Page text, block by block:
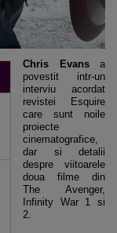
Chris Evansa
povestit intr-un
interviu acordat
revistei Esquire
care sunt noile
proiecte
cinematografice,
dar si detalii
despre viitoarele
doua filme din
The Avenger,
Infinity War 1 si
2.